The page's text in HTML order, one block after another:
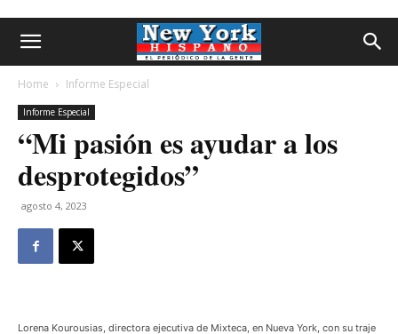
Home Informe Especial
Informe Especial
“Mi pasión es ayudar a los
desprotegidos”
agosto 4, 2023
Lorena Kourousias, directora ejecutiva de Mixteca, en Nueva York, con su traje